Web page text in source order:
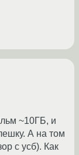
~10ГБ, и
А на том
с усб). Как